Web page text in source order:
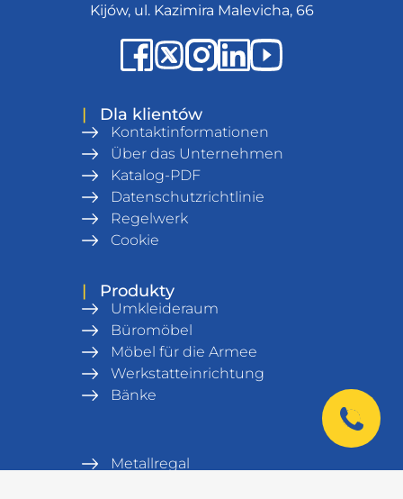
Kijów, ul. Kazimira Malevicha, 66
| Dla klientów
Kontaktinformationen
Über das Unternehmen
Katalog-PDF
Datenschutzrichtlinie
Regelwerk
Cookie
| Produkty
Umkleideraum
Büromöbel
Möbel für die Armee
Werkstatteinrichtung
Bänke
Metallregal